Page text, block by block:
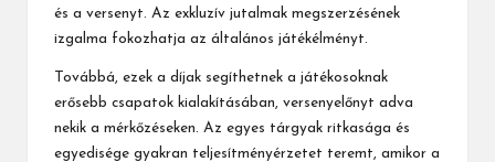
és a versenyt. Az exkluzív jutalmak megszerzésének
izgalma fokozhatja az általános játékélményt.
Továbbá, ezek a díjak segíthetnek a játékosoknak
erősebb csapatok kialakításában, versenyelőnyt adva
nekik a mérkőzéseken. Az egyes tárgyak ritkasága és
egyedisége gyakran teljesítményérzetet teremt, amikor a